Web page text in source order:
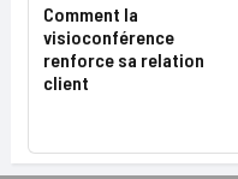
Comment la
visioconférence
renforce sa relation
client